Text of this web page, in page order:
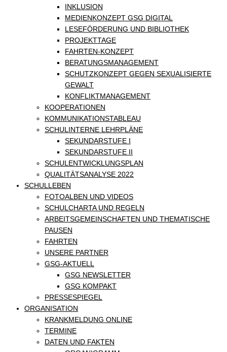
INKLUSION
MEDIENKONZEPT GSG DIGITAL
LESEFÖRDERUNG UND BIBLIOTHEK
PROJEKTTAGE
FAHRTEN-KONZEPT
BERATUNGSMANAGEMENT
SCHUTZKONZEPT GEGEN SEXUALISIERTE
GEWALT
KONFLIKTMANAGEMENT
KOOPERATIONEN
KOMMUNIKATIONSTABLEAU
SCHULINTERNE LEHRPLÄNE
SEKUNDARSTUFE I
SEKUNDARSTUFE II
SCHULENTWICKLUNGSPLAN
QUALITÄTSANALYSE 2022
SCHULLEBEN
FOTOALBEN UND VIDEOS
SCHULCHARTA UND REGELN
ARBEITSGEMEINSCHAFTEN UND THEMATISCHE
PAUSEN
FAHRTEN
UNSERE PARTNER
GSG-AKTUELL
GSG NEWSLETTER
GSG KOMPAKT
PRESSESPIEGEL
ORGANISATION
KRANKMELDUNG ONLINE
TERMINE
DATEN UND FAKTEN